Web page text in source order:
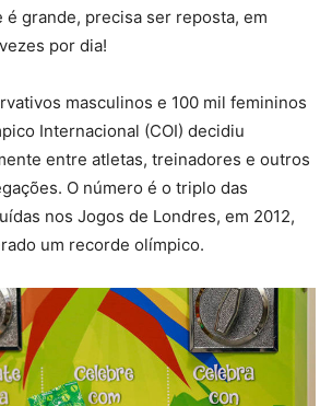
é grande, precisa ser reposta, em
por dia!
masculinos e 100 mil femininos
Internacional (COI) decidiu
entre atletas, treinadores e outros
O número é o triplo das
nos Jogos de Londres, em 2012,
um recorde olímpico.